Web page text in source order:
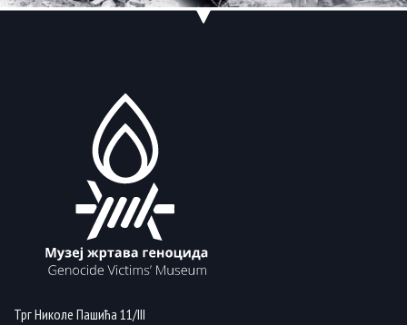
Трг Николе Пашића 11/III